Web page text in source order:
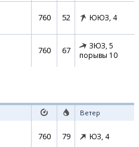
760 52 ЮЮЗ, 4
760 67 ЗЮЗ, 5
порывы 10
Ветер
760 79 ЮЗ, 4